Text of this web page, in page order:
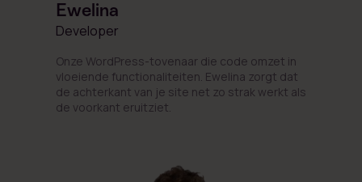
Ewelina
Developer
Onze WordPress-tovenaar die code omzet in
vloeiende functionaliteiten. Ewelina zorgt dat
de achterkant van je site net zo strak werkt als
de voorkant eruitziet.